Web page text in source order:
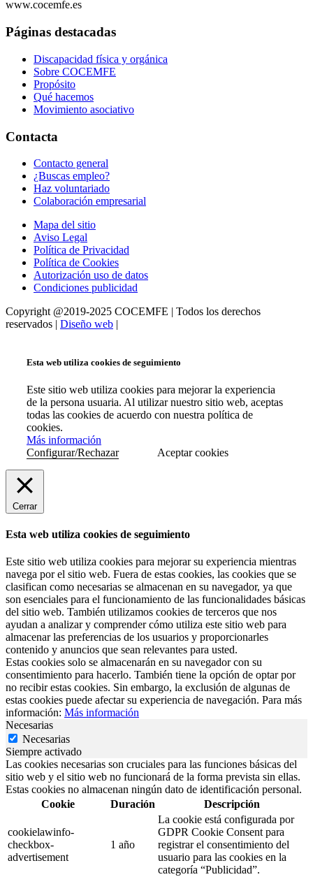
www.cocemfe.es
Páginas destacadas
Discapacidad física y orgánica
Sobre COCEMFE
Propósito
Qué hacemos
Movimiento asociativo
Contacta
Contacto general
¿Buscas empleo?
Haz voluntariado
Colaboración empresarial
Mapa del sitio
Aviso Legal
Política de Privacidad
Política de Cookies
Autorización uso de datos
Condiciones publicidad
Copyright @2019-2025 COCEMFE | Todos los derechos
reservados | Diseño web |
Esta web utiliza cookies de seguimiento
Este sitio web utiliza cookies para mejorar la experiencia
de la persona usuaria. Al utilizar nuestro sitio web, aceptas
todas las cookies de acuerdo con nuestra política de
cookies.
Más información
Configurar/Rechazar
Aceptar cookies
Cerrar
Esta web utiliza cookies de seguimiento
Este sitio web utiliza cookies para mejorar su experiencia mientras
navega por el sitio web. Fuera de estas cookies, las cookies que se
clasifican como necesarias se almacenan en su navegador, ya que
son esenciales para el funcionamiento de las funcionalidades básicas
del sitio web. También utilizamos cookies de terceros que nos
ayudan a analizar y comprender cómo utiliza este sitio web para
almacenar las preferencias de los usuarios y proporcionarles
contenido y anuncios que sean relevantes para usted.
Estas cookies solo se almacenarán en su navegador con su
consentimiento para hacerlo. También tiene la opción de optar por
no recibir estas cookies. Sin embargo, la exclusión de algunas de
estas cookies puede afectar su experiencia de navegación. Para más
información: Más información
Necesarias
Necesarias
Siempre activado
Las cookies necesarias son cruciales para las funciones básicas del
sitio web y el sitio web no funcionará de la forma prevista sin ellas.
Estas cookies no almacenan ningún dato de identificación personal.
Cookie
Duración Descripción
cookielawinfo-
checkbox-
advertisement
1 año
La cookie está configurada por
GDPR Cookie Consent para
registrar el consentimiento del
usuario para las cookies en la
categoría “Publicidad”.